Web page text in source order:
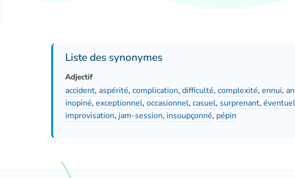
Liste des synonymes
Adjectif
accident, aspérité, complication, difficulté, complexité, ennui,
inopiné, exceptionnel, occasionnel, casuel, surprenant, éventuel
improvisation, jam-session, insoupçonné, pépin